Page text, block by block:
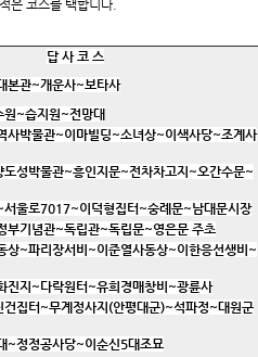
은 코스를 택합니다.
답 사 코 스
본관~개운사~보타사
원 ~습지원 ~전망대
사박물관~이마빌딩~소녀상~이색사당~조계사
도성박물관~흥인지문~전차차고지 ~오간수문~
서울로7017~이덕형집터 ~숭례문~남대문시장
부기념관~독립관~독립문~영은문 주초
상~파리장서비 ~이준열사동상~이한응선생비 ~
진지 ~다락원터 ~유희경매창비 ~광륜사
건집터 ~무계정사지 (안평대군)~석파정~대원군
~정정공사당~이순신5대조묘